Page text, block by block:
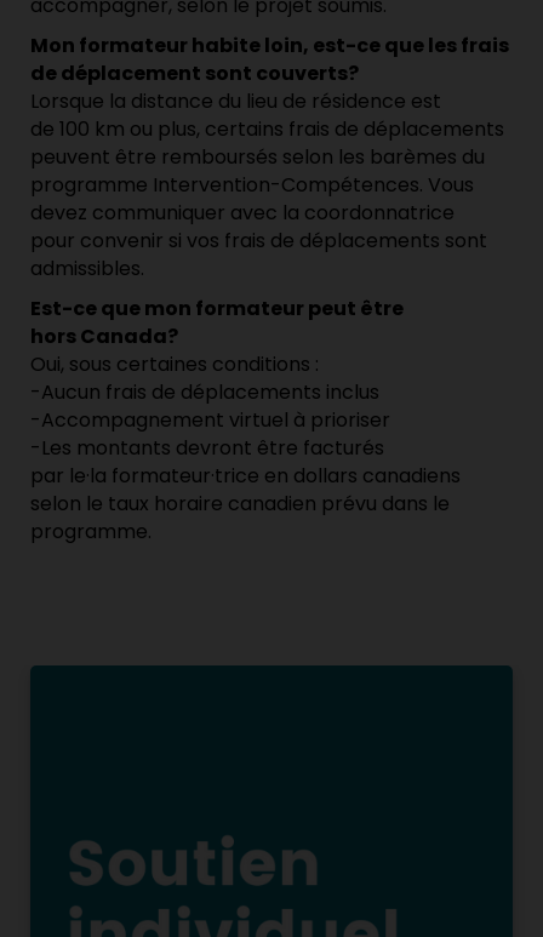
accompagner, selon le projet soumis.
Mon formateur habite loin, est-ce que les frais
de déplacement sont couverts?
Lorsque la distance du lieu de résidence est
de 100 km ou plus, certains frais de déplacements
peuvent être remboursés selon les barèmes du
programme Intervention-Compétences. Vous
devez communiquer avec la coordonnatrice
pour convenir si vos frais de déplacements sont
admissibles.
Est-ce que mon formateur peut être
hors Canada?
Oui, sous certaines conditions :
-Aucun frais de déplacements inclus
-Accompagnement virtuel à prioriser
-Les montants devront être facturés
par le·la formateur·trice en dollars canadiens
selon le taux horaire canadien prévu dans le
programme.